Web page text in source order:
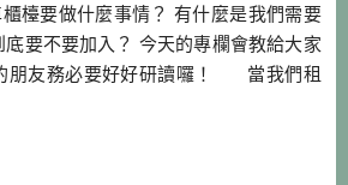
檯要做什麼事情？ 有什麼是我們需要
要不要加入？ 今天的專欄會教給大家
朋友務必要好好研讀囉！ 當我們租
車的櫃檯，萬一無聯絡晚到的話，有